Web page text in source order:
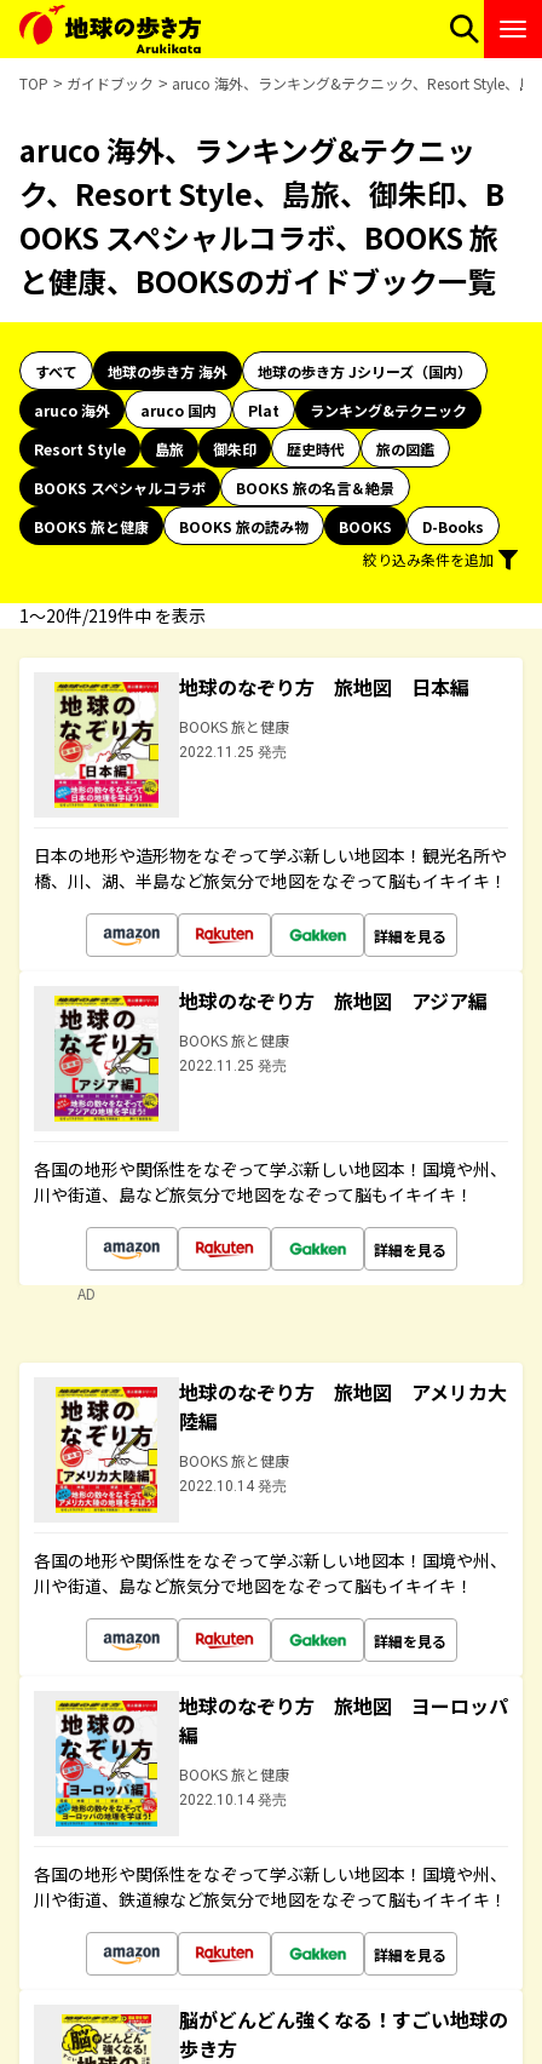
TOP ガイドブック aruco 海外、ランキング&テクニック、Resort Style、島
aruco 海外、ランキング&テクニッ
ク、Resort Style、島旅、御朱印、B
OOKS スペシャルコラボ、BOOKS 旅
と健康、BOOKSのガイドブック一覧
すべて 地球の歩き方 海外
地球の歩き方 Jシリーズ（国内）
aruco 海外
aruco 国内 Plat
ランキング&テクニック
Resort Style
島旅 御朱印 歴史時代
旅の図鑑
BOOKS スペシャルコラボ
BOOKS 旅の名言＆絶景
BOOKS 旅と健康
BOOKS 旅の読み物 BOOKS
D-Books
絞り込み条件を追加
1〜20件/219件中 を表示
地球のなぞり方 旅地図 日本編
BOOKS 旅と健康
2022.11.25 発売
日本の地形や造形物をなぞって学ぶ新しい地図本！観光名所や
橋、川、湖、半島など旅気分で地図をなぞって脳もイキイキ！
詳細を見る
地球のなぞり方 旅地図 アジア編
BOOKS 旅と健康
2022.11.25 発売
各国の地形や関係性をなぞって学ぶ新しい地図本！国境や州、
川や街道、島など旅気分で地図をなぞって脳もイキイキ！
詳細を見る
AD
地球のなぞり方 旅地図 アメリカ大
陸編
BOOKS 旅と健康
2022.10.14 発売
各国の地形や関係性をなぞって学ぶ新しい地図本！国境や州、
川や街道、島など旅気分で地図をなぞって脳もイキイキ！
詳細を見る
地球のなぞり方 旅地図 ヨーロッパ
編
BOOKS 旅と健康
2022.10.14 発売
各国の地形や関係性をなぞって学ぶ新しい地図本！国境や州、
川や街道、鉄道線など旅気分で地図をなぞって脳もイキイキ！
詳細を見る
脳がどんどん強くなる！すごい地球の
歩き方